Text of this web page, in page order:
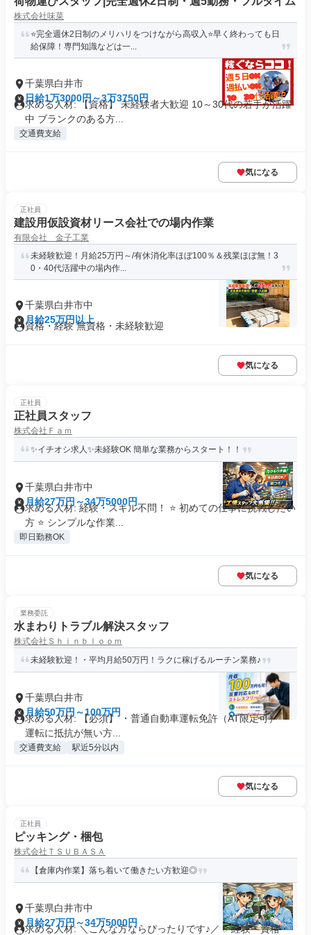
株式会社味菜
⭐️完全週休2日制のメリハリをつけながら高収入⭐️早く終わっても日
給保障！専門知識などは一...
千葉県白井市
日給1万3000円～3万3750円
求める人材: 【資格】 未経験者大歓迎 10～30代の若手が活躍
中 ブランクのある方...
交通費支給
気になる
正社員
建設用仮設資材リース会社での場内作業
有限会社 金子工業
未経験歓迎！月給25万円～/有休消化率ほぼ100％＆残業ほぼ無！3
0・40代活躍中の場内作...
千葉県白井市中
月給25万円以上
資格・経験 無資格・未経験歓迎
気になる
正社員
正社員スタッフ
株式会社Ｆａｍ
✨イチオシ求人✨未経験OK 簡単な業務からスタート！！
千葉県白井市中
月給27万円～34万5000円
求める人材: 経験・スキル不問！ ⭐ 初めての仕事に挑戦したい
方 ⭐ シンプルな作業...
即日勤務OK
気になる
業務委託
水まわりトラブル解決スタッフ
株式会社Ｓｈｉｎｂｌｏｏｍ
未経験歓迎！・平均月給50万円！ラクに稼げるルーチン業務♪
千葉県白井市
月給50万円～100万円
求める人材: 【必須】 ・普通自動車運転免許（AT限定可） ・
運転に抵抗が無い方...
交通費支給 駅近5分以内
気になる
正社員
ピッキング・梱包
株式会社ＴＳＵＢＡＳＡ
【倉庫内作業】落ち着いて働きたい方歓迎◎
千葉県白井市中
月給27万円～34万5000円
求める人材: ＼こんな方ならぴったりです♪／ ✅経験・資格・